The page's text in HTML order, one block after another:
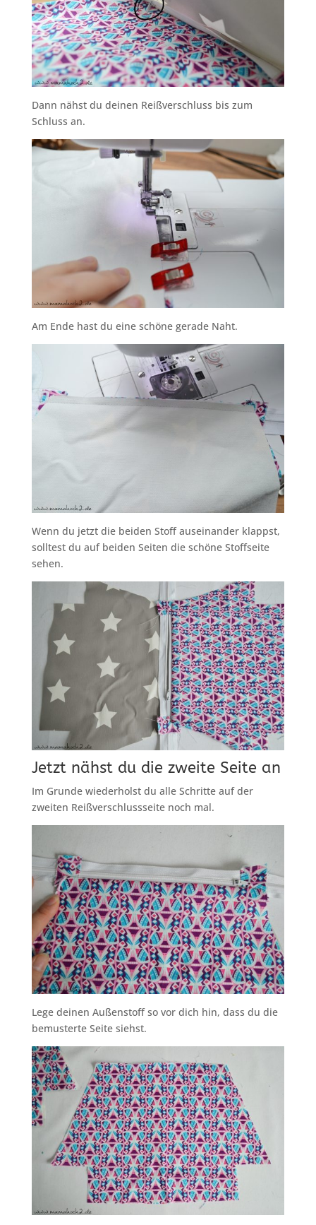
Dann nähst du deinen Reißverschluss bis zum
Schluss an.
Am Ende hast du eine schöne gerade Naht.
Wenn du jetzt die beiden Stoff auseinander klappst,
solltest du auf beiden Seiten die schöne Stoffseite
sehen.
Jetzt nähst du die zweite Seite an
Im Grunde wiederholst du alle Schritte auf der
zweiten Reißverschlussseite noch mal.
Lege deinen Außenstoff so vor dich hin, dass du die
bemusterte Seite siehst.